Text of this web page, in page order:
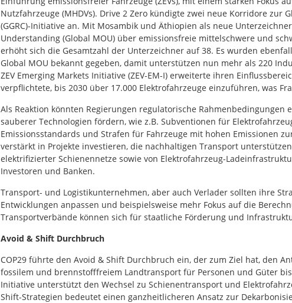
Nutzfahrzeuge (MHDVs). Drive 2 Zero kündigte zwei neue Korridore zur
(GGRC)-Initiative an. Mit Mosambik und Äthiopien als neue
Understanding (Global MOU) über emissionsfreie mittelschwere und
erhöht sich die Gesamtzahl der Unterzeichner auf 38. Es wurden
Global MOU bekannt gegeben, damit unterstützen nun mehr als 220
ZEV Emerging Markets Initiative (ZEV-EM-I) erweiterte ihren
verpflichtete, bis 2030 über 17.000 Elektrofahrzeuge einzuführen, was
Als Reaktion könnten Regierungen regulatorische Rahmenbedingungen
sauberer Technologien fördern, wie z.B. Subventionen für
Emissionsstandards und Strafen für Fahrzeuge mit hohen Emissionen
verstärkt in Projekte investieren, die nachhaltigen Transport
elektrifizierter Schienennetze sowie von Elektrofahrzeug-
Investoren und Banken.
Transport- und Logistikunternehmen, aber auch Verlader sollten ihre
Entwicklungen anpassen und beispielsweise mehr Fokus auf die
Transportverbände können sich für staatliche Förderung und
Avoid & Shift Durchbruch
COP29 führte den Avoid & Shift Durchbruch ein, der zum Ziel hat, den
fossilem und brennstofffreiem Landtransport für Personen und Güter
Initiative unterstützt den Wechsel zu Schienentransport und
Shift-Strategien bedeutet einen ganzheitlicheren Ansatz zur